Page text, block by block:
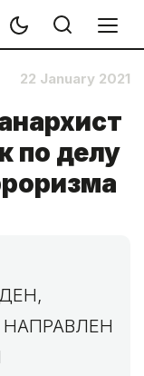
22 January 2021
по делу